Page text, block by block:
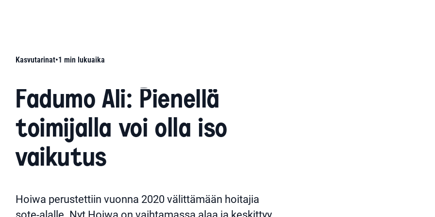
Kasvutarinat•1 min lukuaika
Fadumo Ali: Pienellä
toimijalla voi olla iso
vaikutus
Hoiwa perustettiin vuonna 2020 välittämään hoitajia